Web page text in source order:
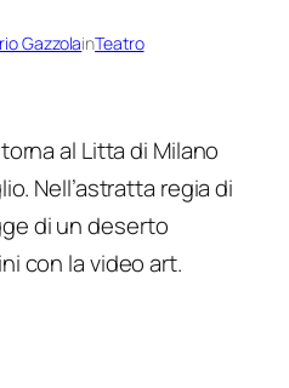
GazzolainTeatro
al Litta di Milano
Nell’astratta regia di
di un deserto
con la video art.